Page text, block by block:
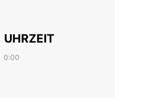
UHRZEIT
0:00